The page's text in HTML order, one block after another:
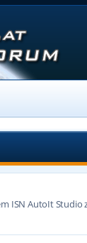
ISN AutoIt Studio